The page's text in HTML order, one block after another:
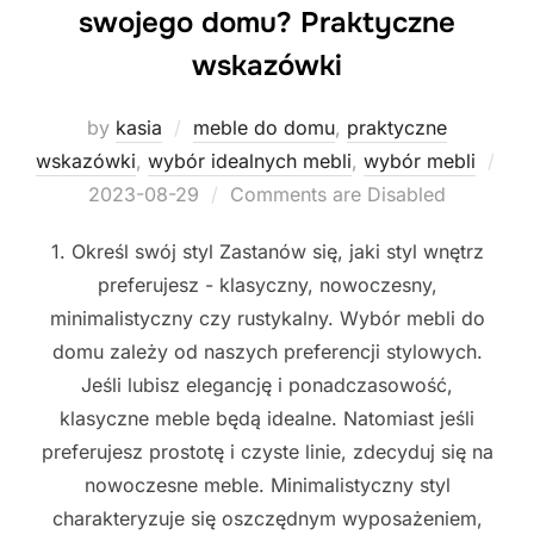
swojego domu? Praktyczne
wskazówki
by kasia meble do domu, praktyczne
wskazówki, wybór idealnych mebli, wybór mebli
Posted
2023-08-29 Comments are Disabled
1. Określ swój styl Zastanów się, jaki styl wnętrz
preferujesz - klasyczny, nowoczesny,
minimalistyczny czy rustykalny. Wybór mebli do
domu zależy od naszych preferencji stylowych.
Jeśli lubisz elegancję i ponadczasowość,
klasyczne meble będą idealne. Natomiast jeśli
preferujesz prostotę i czyste linie, zdecyduj się na
nowoczesne meble. Minimalistyczny styl
charakteryzuje się oszczędnym wyposażeniem,